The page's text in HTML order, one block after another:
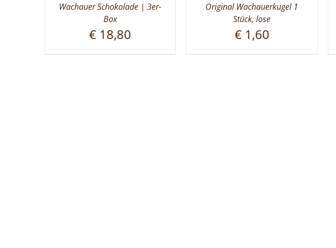
Wachauer Schokolade | 3er-
Box
€ 18,80
Original Wachauerkugel 1
Stück, lose
€1,60